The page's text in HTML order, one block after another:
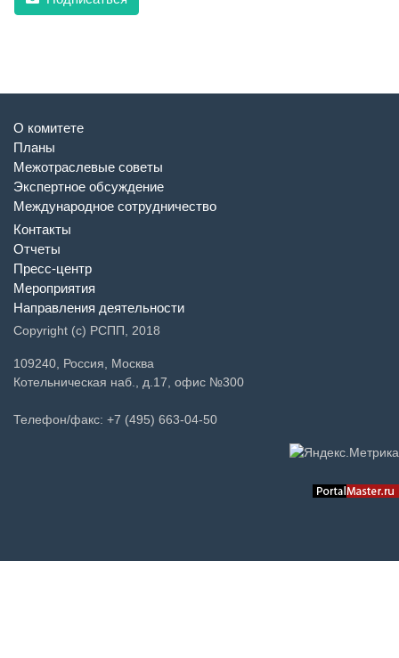
Подписаться
О комитете
Планы
Межотраслевые советы
Экспертное обсуждение
Международное сотрудничество
Контакты
Отчеты
Пресс-центр
Мероприятия
Направления деятельности
109240, Россия, Москва